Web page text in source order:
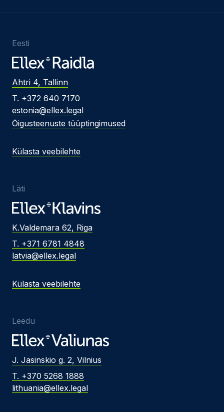
Eesti
Ahtri 4, Tallinn
T. +372 640 7170
estonia@ellex.legal
Õigusteenuste tüüptingimused
Külasta veebilehte
Läti
K.Valdemara 62, Riga
T. +371 6781 4848
latvia@ellex.legal
Külasta veebilehte
Leedu
J. Jasinskio g. 2, Vilnius
T. +370 5268 1888
lithuania@ellex.legal